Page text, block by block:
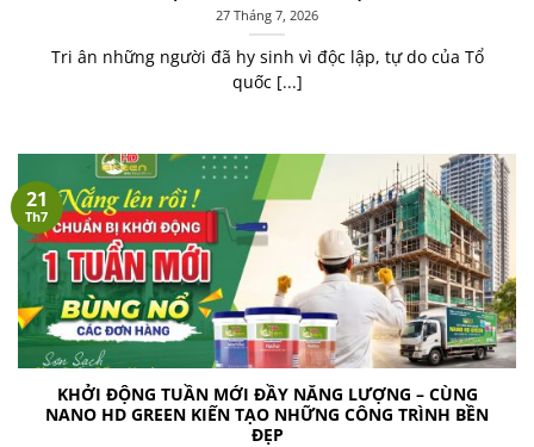
27 Tháng 7, 2026
Tri ân những người đã hy sinh vì độc lập, tự do của Tổ
quốc [...]
KHỞI ĐỘNG TUẦN MỚI ĐẦY NĂNG LƯỢNG – CÙNG
NANO HD GREEN KIẾN TẠO NHỮNG CÔNG TRÌNH BỀN
ĐẸP
21
Th7